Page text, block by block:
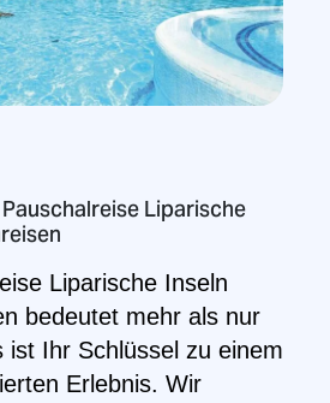
Liparische
Liparische Inseln
bedeutet mehr als nur
ist Ihr Schlüssel zu einem
Erlebnis. Wir